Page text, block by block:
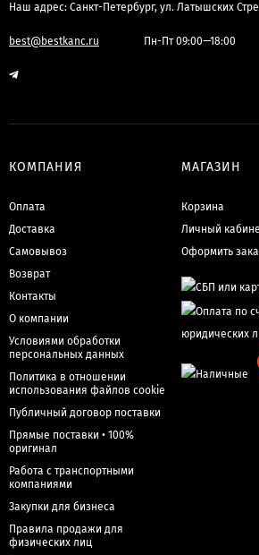
Наш адрес: Санкт-Петербург, ул. Латышских
best@bestkanc.ru Пн-Пт 09:00—18:00
КОМПАНИЯ
Оплата
Доставка
Самовывоз
Возврат
Контакты
О компании
Условиями обработки
персональных данных
Политика в отношении
использования файлов cookie
Публичный договор поставки
Прямые поставки • 100%
оригинал
Работа с транспортными
компаниями
Закупки для бизнеса
Правила продажи для
физических лиц
МАГАЗИН
Корзина
Личный
Оформить